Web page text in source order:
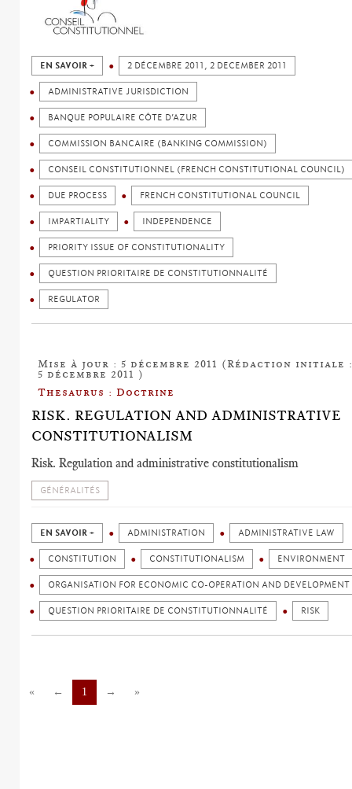
EN SAVOIR + 2 DÉCEMBRE 2011, 2 DECEMBER 2011
ADMINISTRATIVE JURISDICTION
BANQUE POPULAIRE CÔTE D’AZUR
COMMISSION BANCAIRE (BANKING COMMISSION)
CONSEIL CONSTITUTIONNEL (FRENCH CONSTITUTIONAL COUNCIL)
DUE PROCESS FRENCH CONSTITUTIONAL COUNCIL
IMPARTIALITY INDEPENDENCE
PRIORITY ISSUE OF CONSTITUTIONALITY
QUESTION PRIORITAIRE DE CONSTITUTIONNALITÉ
REGULATOR
Mise à jour : 5 décembre 2011 (Rédaction initiale
5 décembre 2011 )
Thesaurus : Doctrine
RISK. REGULATION AND ADMINISTRATIVE
CONSTITUTIONALISM
Risk. Regulation and administrative constitutionalism
GÉNÉRALITÉS
EN SAVOIR + ADMINISTRATION ADMINISTRATIVE LAW
CONSTITUTION CONSTITUTIONALISM ENVIRONMENT
ORGANISATION FOR ECONOMIC CO-OPERATION AND
QUESTION PRIORITAIRE DE CONSTITUTIONNALITÉ RISK
« ← 1 → »